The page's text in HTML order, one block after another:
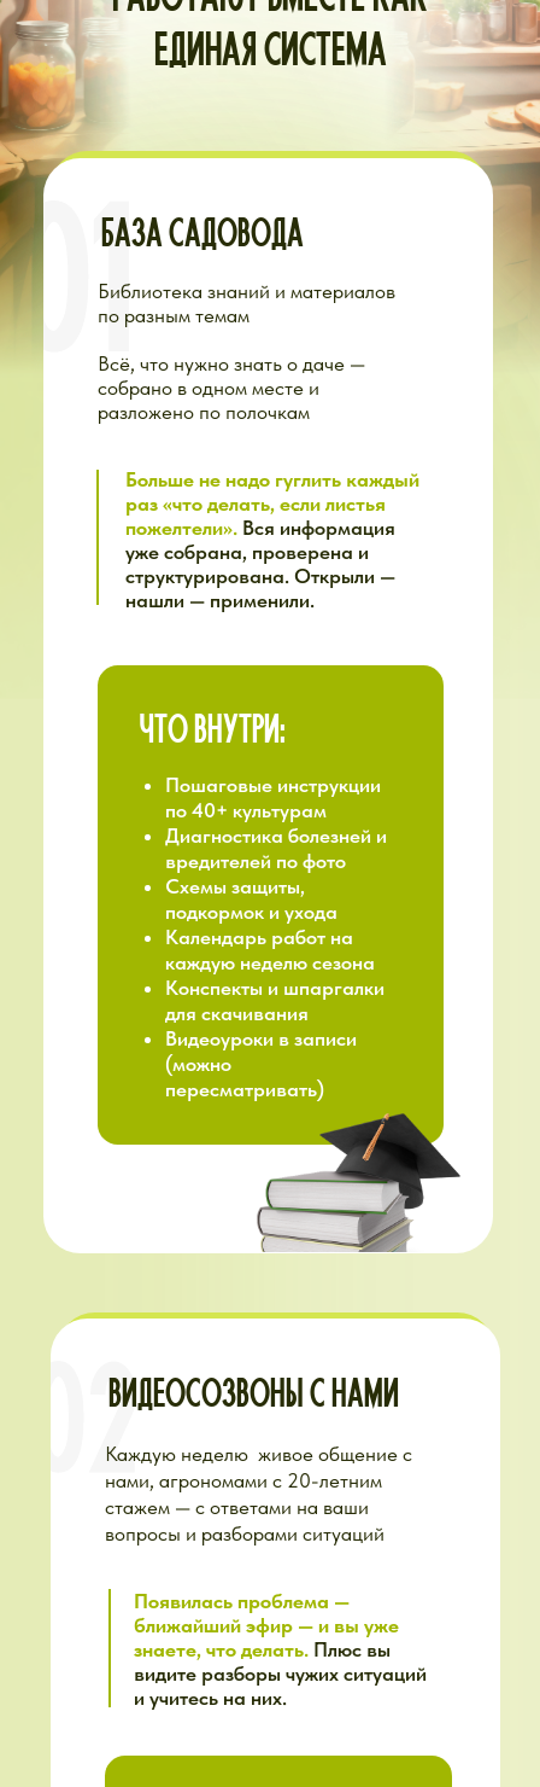
Где делимся советами и общаемся
800+ дачников, которые проходят
сезон вместе с вами. Это не просто
чат — это наше сообщество
радуетесь вместе
Спрашиваете совета и
получаете поддержку
Смотрите фото грядок
единомышленников и
вдохновляетесь
Обмениваетесь опытом
и лайфхаками
видишь, что у других тоже не всё
идеально, но они справляются —
появляются силы идти дальше.
— веришь, что и у тебя
ОБЩИЙ ЧАТ
ЧТО ЗДЕСЬ
ПРОИСХОДИТ:
От кураторов по вашим вопросам
В чате всегда дежурят опытные
кураторы — это наши выпускники с
многолетним опытом
Задали вопрос в чат —
куратор ответил в
— куратор подсказал, в
нужному уроку
Это ваша «скорая помощь».Не
надо ждать эфира, если вопрос
горит. Не надо гуглить и
сомневаться. Написали —
получили ответ от человека,
который прошёл тот же путь
ОБРАТНАЯ СВЯЗЬ В ЧАТЕ
КАК ЭТО РАБОТАЕТ:
ИТОГО, ВНУТРИ
ЭКОСИСТЕМЫУ ВАС ЕСТЬ: